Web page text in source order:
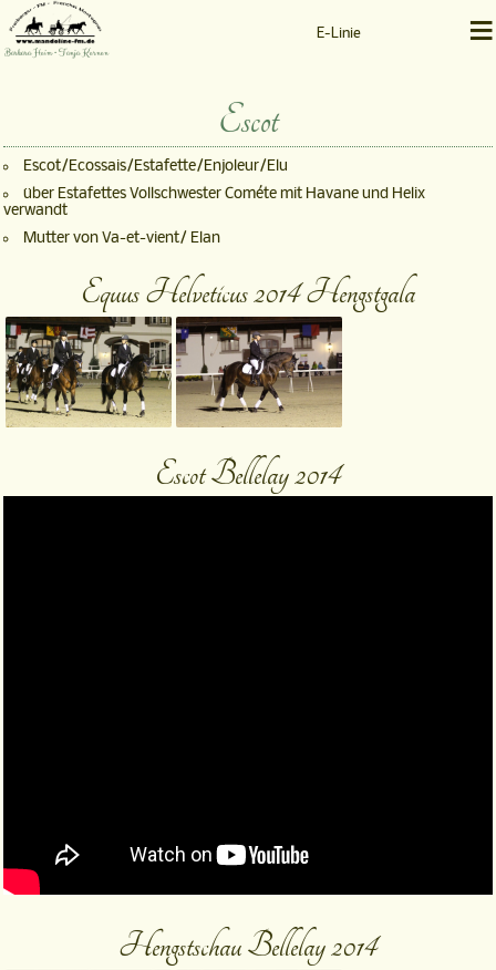
Barbara Heim • Tanja Kernen
E-Linie ≡
Escot
Escot/Ecossais/Estafette/Enjoleur/Elu
über Estafettes Vollschwester Cométe mit Havane und Helix
verwandt
Mutter von Va-et-vient/ Elan
Equus Helveticus 2014 Hengstgala
Escot Bellelay 2014
Hengstschau Bellelay 2014